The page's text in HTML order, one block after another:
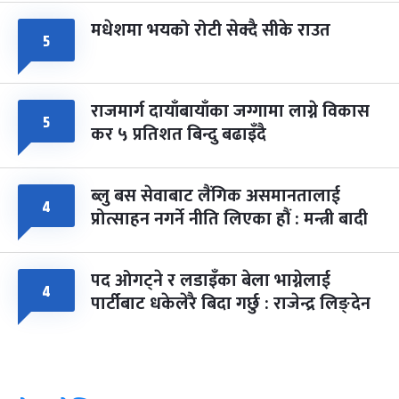
५ मधेशमा भयको रोटी सेक्दै सीके राउत
५ राजमार्ग दायाँबायाँका जग्गामा लाग्ने विकास
कर ५ प्रतिशत बिन्दु बढाइँदै
४ ब्लु बस सेवाबाट लैंगिक असमानतालाई
प्रोत्साहन नगर्ने नीति लिएका हौं : मन्त्री बादी
४ पद ओगट्ने र लडाइँका बेला भाग्नेलाई
पार्टीबाट धकेलेरै बिदा गर्छु : राजेन्द्र लिङ्देन